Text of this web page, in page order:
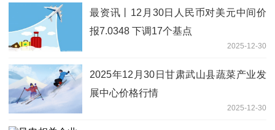
最资讯丨12月30日人民币对美元中间价
报7.0348 下调17个基点
2025-12-30
2025年12月30日甘肃武山县蔬菜产业发
展中心价格行情
2025-12-30